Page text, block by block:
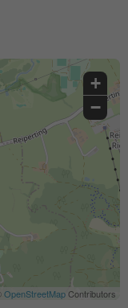
+
−
OpenStreetMap Contributors